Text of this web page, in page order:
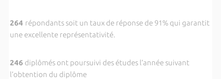
264 répondants soit un taux de réponse de 91% qui garantit
une excellente représentativité.
246 diplômés ont poursuivi des études l’année suivant
l’obtention du diplôme